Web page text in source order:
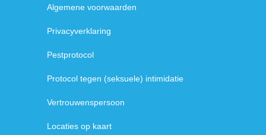
Handige links
Algemene voorwaarden
Privacyverklaring
Pestprotocol
Protocol tegen (seksuele) intimidatie
Vertrouwenspersoon
Locaties op kaart